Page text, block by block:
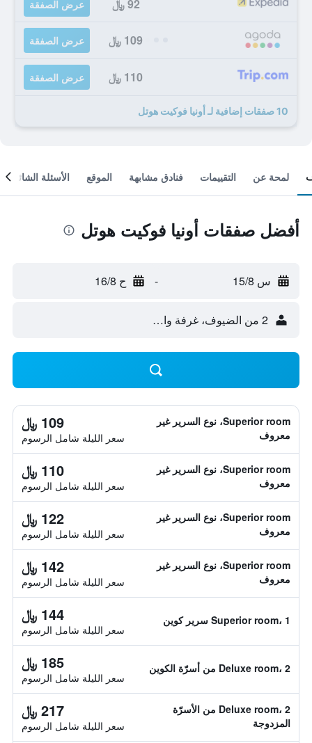
92 ﷼ عرض الصفقة
109 ﷼ عرض الصفقة
110 ﷼ عرض الصفقة
10 صفقات إضافية لـ أونيا فوكيت هوتل
لمحة عن التقييمات فنادق مشابهة الموقع الأسئلة الشائعة
أفضل صفقات أونيا فوكيت هوتل
س 15/8 - ح 16/8
2 من الضيوف، غرفة واحدة
Superior room، نوع السرير غير
معروف
109 ﷼
سعر الليلة شامل الرسوم
Superior room، نوع السرير غير
معروف
110 ﷼
سعر الليلة شامل الرسوم
Superior room، نوع السرير غير
معروف
122 ﷼
سعر الليلة شامل الرسوم
Superior room، نوع السرير غير
معروف
142 ﷼
سعر الليلة شامل الرسوم
Superior room، 1 سرير كوين 144 ﷼
سعر الليلة شامل الرسوم
Deluxe room، 2 من أسرّة الكوين 185 ﷼
سعر الليلة شامل الرسوم
Deluxe room، 2 من الأسرّة
المزدوجة
217 ﷼
سعر الليلة شامل الرسوم